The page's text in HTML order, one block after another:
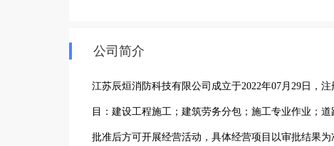
公司简介
江苏辰烜消防科技有限公司成立于2022年07月29日，
目：建设工程施工；建筑劳务分包；施工专业作业；
批准后方可开展经营活动，具体经营项目以审批结果